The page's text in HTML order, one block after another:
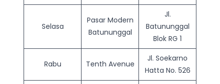
Selasa
Pasar Modern
Batununggal
Jl.
Batununggal
Blok RG 1
Rabu Tenth Avenue
Jl. Soekarno
Hatta No. 526